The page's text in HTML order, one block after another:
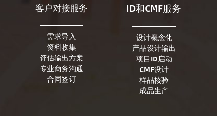
需求导入
资料收集
评估输出方案
专业商务沟通
合同签订
客户对接服务
设计概念化
产品设计输出
项目ID启动
CMF设计
样品核验
成品生产
ID和CMF服务